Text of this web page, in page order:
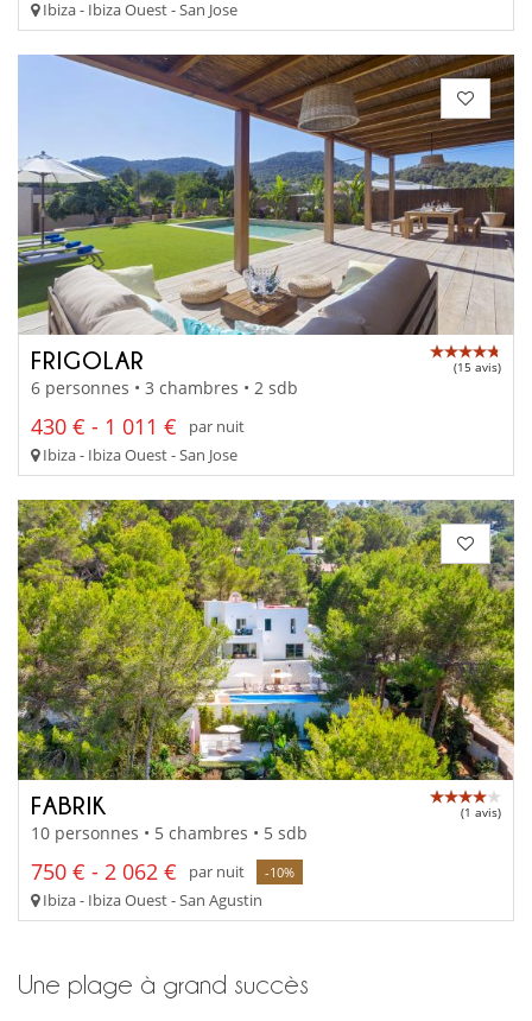
Ibiza - Ibiza Ouest - San Jose
FRIGOLAR (15 avis)
6 personnes • 3 chambres • 2 sdb
430 € - 1 011 €
par nuit
Ibiza - Ibiza Ouest - San Jose
FABRIK (1 avis)
10 personnes • 5 chambres • 5 sdb
750 € - 2 062 € par nuit -10%
Ibiza - Ibiza Ouest - San Agustin
Une plage à grand succès